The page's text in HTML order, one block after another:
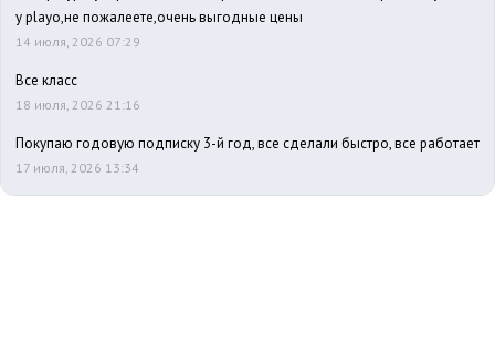
у playo,не пожалеете,очень выгодные цены
14 июля, 2026 07:29
Все класс
18 июля, 2026 21:16
Покупаю годовую подписку 3-й год, все сделали быстро, все работает
17 июля, 2026 13:34